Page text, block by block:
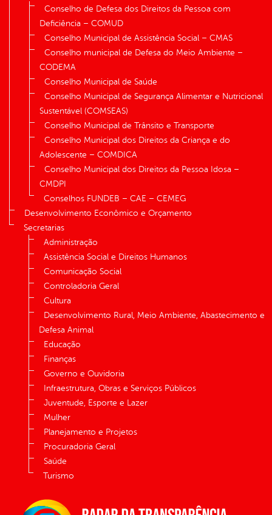
Conselho de Defesa dos Direitos da Pessoa com
Deficiência – COMUD
Conselho Municipal de Assistência Social – CMAS
Conselho municipal de Defesa do Meio Ambiente –
CODEMA
Conselho Municipal de Saúde
Conselho Municipal de Segurança Alimentar e Nutricional
Sustentável (COMSEAS)
Conselho Municipal de Trânsito e Transporte
Conselho Municipal dos Direitos da Criança e do
Adolescente – COMDICA
Conselho Municipal dos Direitos da Pessoa Idosa –
CMDPI
Conselhos FUNDEB – CAE – CEMEG
Desenvolvimento Econômico e Orçamento
Secretarias
Administração
Assistência Social e Direitos Humanos
Comunicação Social
Controladoria Geral
Cultura
Desenvolvimento Rural, Meio Ambiente, Abastecimento e
Defesa Animal
Educação
Finanças
Governo e Ouvidoria
Infraestrutura, Obras e Serviços Públicos
Juventude, Esporte e Lazer
Mulher
Planejamento e Projetos
Procuradoria Geral
Saúde
Turismo